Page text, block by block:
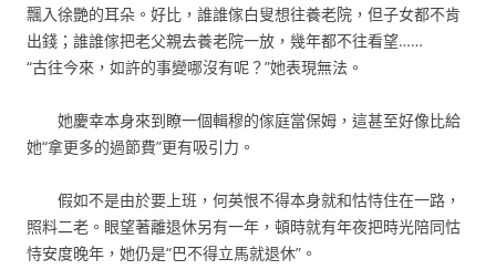
飄入徐艷的耳朵。好比，誰誰傢白叟想往養老院，但子女都不肯
出錢；誰誰傢把老父親去養老院一放，幾年都不往看望……
“古往今來，如許的事變哪沒有呢？”她表現無法。
她慶幸本身來到瞭一個輯穆的傢庭當保姆，這甚至好像比給
她“拿更多的過節費”更有吸引力。
假如不是由於要上班，何英恨不得本身就和怙恃住在一路，
照料二老。眼望著離退休另有一年，頓時就有年夜把時光陪同怙
恃安度晚年，她仍是“巴不得立馬就退休”。